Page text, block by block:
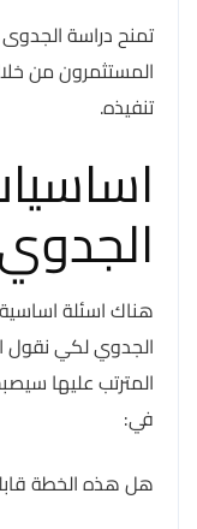
تمنح دراسة
المستثمرون من
تنفيذه.
هناك اسئلة
الجدوي لكي نقول
المترتب عليها
في:
هل هذه الخطة